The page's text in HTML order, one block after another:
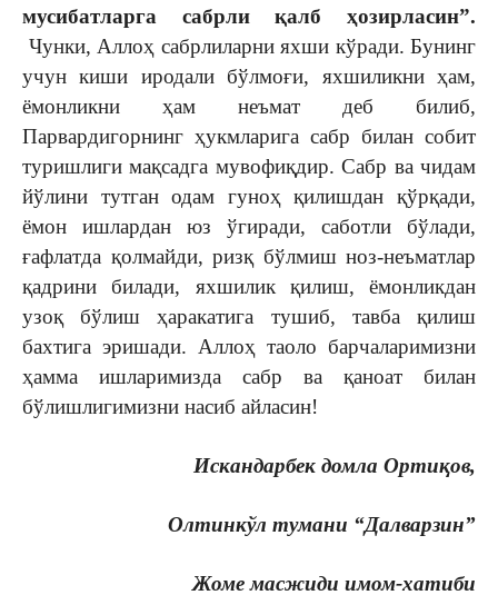
мусибатларга сабрли қалб ҳозирласин”.
Чунки, Аллоҳ сабрлиларни яхши кўради. Бунинг
учун киши иродали бўлмоғи, яхшиликни ҳам,
ёмонликни ҳам неъмат деб билиб,
Парвардигорнинг ҳукмларига сабр билан собит
туришлиги мақсадга мувофиқдир. Сабр ва чидам
йўлини тутган одам гуноҳ қилишдан қўрқади,
ёмон ишлардан юз ўгиради, саботли бўлади,
ғафлатда қолмайди, ризқ бўлмиш ноз-неъматлар
қадрини билади, яхшилик қилиш, ёмонликдан
узоқ бўлиш ҳаракатига тушиб, тавба қилиш
бахтига эришади. Аллоҳ таоло барчаларимизни
ҳамма ишларимизда сабр ва қаноат билан
бўлишлигимизни насиб айласин!
Искандарбек домла Ортиқов,
Олтинкўл тумани “Далварзин”
Жоме масжиди имом-хатиби